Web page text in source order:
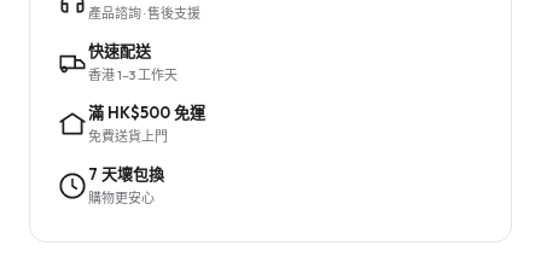
產品諮詢 · 售後支援
快速配送
香港 1–3 工作天
滿 HK$500 免運
免費送貨上門
7 天壞包換
購物更安心